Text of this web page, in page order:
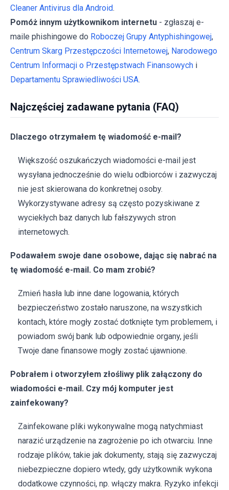
Cleaner Antivirus dla Android.
Pomóż innym użytkownikom internetu - zgłaszaj e-
maile phishingowe do Roboczej Grupy Antyphishingowej,
Centrum Skarg Przestępczości Internetowej, Narodowego
Centrum Informacji o Przestępstwach Finansowych i
Departamentu Sprawiedliwości USA.
Najczęściej zadawane pytania (FAQ)
Dlaczego otrzymałem tę wiadomość e-mail?
Większość oszukańczych wiadomości e-mail jest
wysyłana jednocześnie do wielu odbiorców i zazwyczaj
nie jest skierowana do konkretnej osoby.
Wykorzystywane adresy są często pozyskiwane z
wyciekłych baz danych lub fałszywych stron
internetowych.
Podawałem swoje dane osobowe, dając się nabrać na
tę wiadomość e-mail. Co mam zrobić?
Zmień hasła lub inne dane logowania, których
bezpieczeństwo zostało naruszone, na wszystkich
kontach, które mogły zostać dotknięte tym problemem, i
powiadom swój bank lub odpowiednie organy, jeśli
Twoje dane finansowe mogły zostać ujawnione.
Pobrałem i otworzyłem złośliwy plik załączony do
wiadomości e-mail. Czy mój komputer jest
zainfekowany?
Zainfekowane pliki wykonywalne mogą natychmiast
narazić urządzenie na zagrożenie po ich otwarciu. Inne
rodzaje plików, takie jak dokumenty, stają się zazwyczaj
niebezpieczne dopiero wtedy, gdy użytkownik wykona
dodatkowe czynności, np. włączy makra. Ryzyko infekcji